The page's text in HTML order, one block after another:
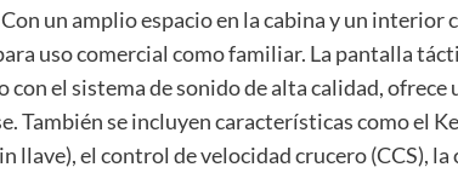
un amplio espacio en la cabina y un interior
uso comercial como familiar. La pantalla
el sistema de sonido de alta calidad,
También se incluyen características como el
llave), el control de velocidad crucero (CCS),